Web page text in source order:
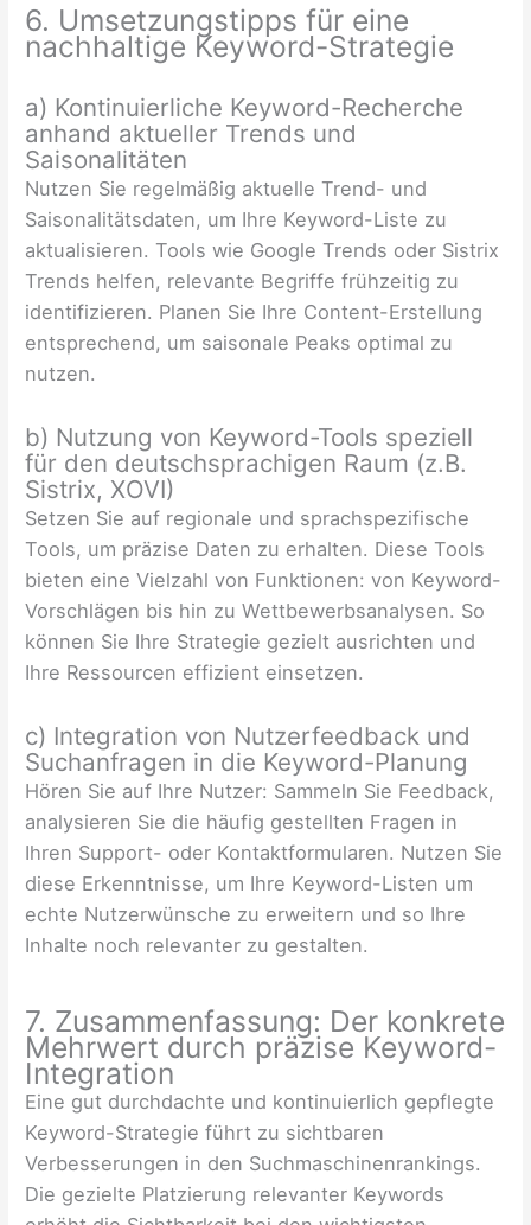
6. Umsetzungstipps für eine
nachhaltige Keyword-Strategie
a) Kontinuierliche Keyword-Recherche
anhand aktueller Trends und
Saisonalitäten
Nutzen Sie regelmäßig aktuelle Trend- und
Saisonalitätsdaten, um Ihre Keyword-Liste zu
aktualisieren. Tools wie Google Trends oder Sistrix
Trends helfen, relevante Begriffe frühzeitig zu
identifizieren. Planen Sie Ihre Content-Erstellung
entsprechend, um saisonale Peaks optimal zu
nutzen.
b) Nutzung von Keyword-Tools speziell
für den deutschsprachigen Raum (z.B.
Sistrix, XOVI)
Setzen Sie auf regionale und sprachspezifische
Tools, um präzise Daten zu erhalten. Diese Tools
bieten eine Vielzahl von Funktionen: von Keyword-
Vorschlägen bis hin zu Wettbewerbsanalysen. So
können Sie Ihre Strategie gezielt ausrichten und
Ihre Ressourcen effizient einsetzen.
c) Integration von Nutzerfeedback und
Suchanfragen in die Keyword-Planung
Hören Sie auf Ihre Nutzer: Sammeln Sie Feedback,
analysieren Sie die häufig gestellten Fragen in
Ihren Support- oder Kontaktformularen. Nutzen Sie
diese Erkenntnisse, um Ihre Keyword-Listen um
echte Nutzerwünsche zu erweitern und so Ihre
Inhalte noch relevanter zu gestalten.
7. Zusammenfassung: Der konkrete
Mehrwert durch präzise Keyword-
Integration
Eine gut durchdachte und kontinuierlich gepflegte
Keyword-Strategie führt zu sichtbaren
Verbesserungen in den Suchmaschinenrankings.
Die gezielte Platzierung relevanter Keywords